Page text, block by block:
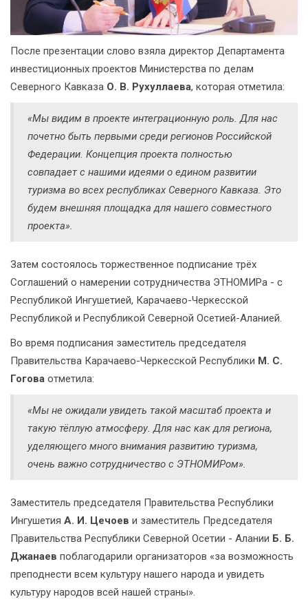
После презентации слово взяла директор Департамента
инвестиционных проектов Министерства по делам
Северного Кавказа О. В. Рухуллаева, которая отметила:
«Мы видим в проекте интеграционную роль. Для нас
почетно быть первыми среди регионов Российской
Федерации. Концепция проекта полностью
совпадает с нашими идеями о едином развитии
туризма во всех республиках Северного Кавказа. Это
будем внешняя площадка для нашего совместного
проекта».
Затем состоялось торжественное подписание трёх
Соглашений о намерении сотрудничества ЭТНОМИРа - с
Республикой Ингушетией, Карачаево-Черкесской
Республикой и Республикой Северной Осетией-Аланией.
Во время подписания заместитель председателя
Правительства Карачаево-Черкесской Республики М. С.
Гогова отметила:
«Мы не ожидали увидеть такой масштаб проекта и
такую тёплую атмосферу. Для нас как для региона,
уделяющего много внимания развитию туризма,
очень важно сотрудничество с ЭТНОМИРом».
Заместитель председателя Правительства Республики
Ингушетия А. И. Цечоев и заместитель Председателя
Правительства Республики Северной Осетии - Алании Б. Б.
Джанаев поблагодарили организаторов «за возможность
преподнести всем культуру нашего народа и увидеть
культуру народов всей нашей страны».